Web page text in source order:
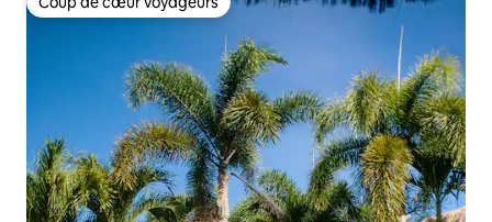
Coup de cœur voyageurs